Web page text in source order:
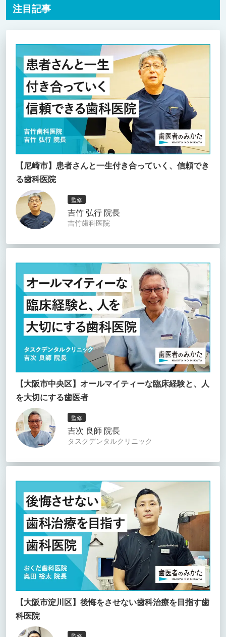
注目記事
【尼崎市】患者さんと一生付き合っていく、信頼でき
る歯科医院
監修
吉竹 弘行 院長
吉竹歯科医院
【大阪市中央区】オールマイティーな臨床経験と、人
を大切にする歯医者
監修
吉次 良師 院長
タスクデンタルクリニック
【大阪市淀川区】後悔をさせない歯科治療を目指す歯
科医院